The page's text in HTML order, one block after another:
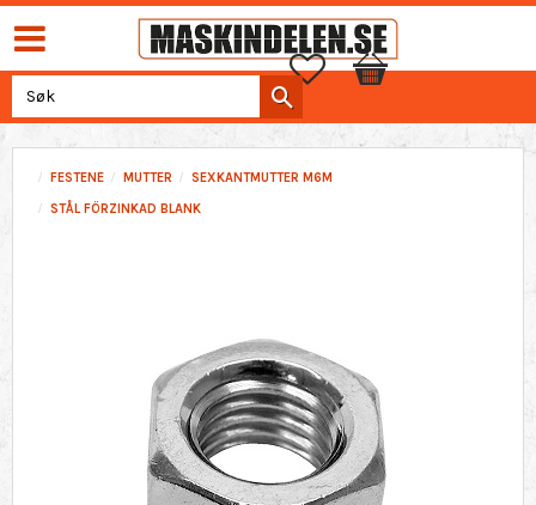
Favoritter
Handlekurv
FESTENE MUTTER
SEXKANTMUTTER M6M
STÅL FÖRZINKAD BLANK